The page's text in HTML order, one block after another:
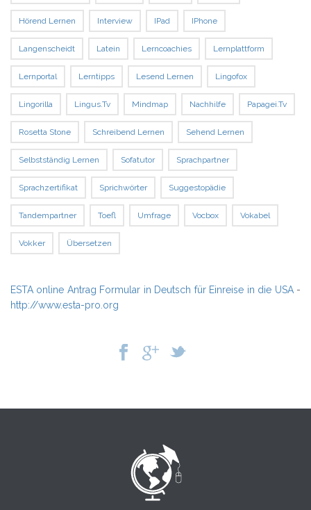
Hörend Lernen Interview IPad IPhone
Langenscheidt Latein Lerncoachies Lernplattform
Lernportal Lerntipps Lesend Lernen Lingofox
Lingorilla Lingus.tv Mindmap Nachhilfe Papagei.tv
Rosetta Stone Schreibend Lernen Sehend Lernen
Selbstständig Lernen Sofatutor Sprachpartner
Sprachzertifikat Sprichwörter Suggestopädie
Tandempartner Toefl Umfrage Vocbox Vokabel
Vokker Übersetzen
ESTA online Antrag Formular in Deutsch für Einreise in die USA-
http://www.esta-pro.org